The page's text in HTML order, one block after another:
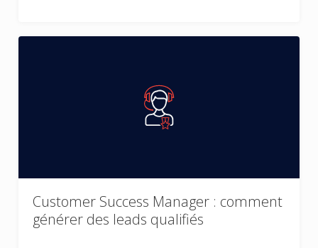
Customer Success Manager : comment
générer des leads qualifiés